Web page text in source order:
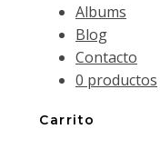
Albums
Blog
Contacto
0 productos
Carrito